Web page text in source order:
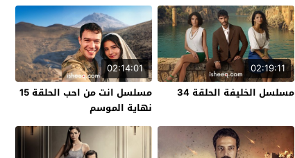
02:19:11
مسلسل الخليفة الحلقة 34
02:14:01
مسلسل انت من احب الحلقة 15
نهاية الموسم